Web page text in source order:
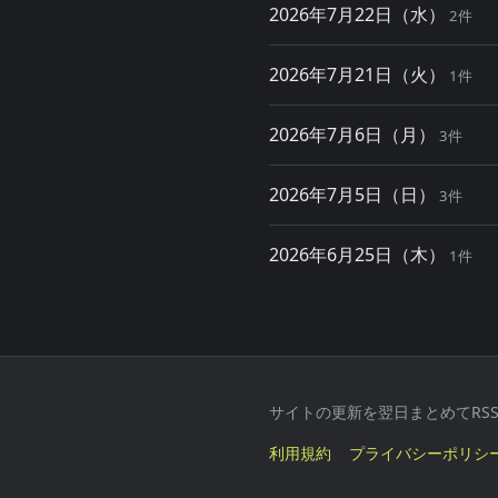
2026年7月22日（水） 2件
2026年7月21日（火） 1件
2026年7月6日（月） 3件
2026年7月5日（日） 3件
2026年6月25日（木） 1件
サイトの更新を翌日まとめて
利用規約
プライバシーポリシ